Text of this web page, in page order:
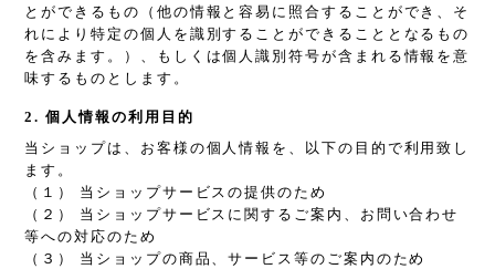
とができるもの（他の情報と容易に照合することができ、そ
れにより特定の個人を識別することができることとなるもの
を含みます。）、もしくは個人識別符号が含まれる情報を意
味するものとします。
2. 個人情報の利用目的
当ショップは、お客様の個人情報を、以下の目的で利用致し
ます。
（１） 当ショップサービスの提供のため
（２） 当ショップサービスに関するご案内、お問い合わせ
等への対応のため
（３） 当ショップの商品、サービス等のご案内のため